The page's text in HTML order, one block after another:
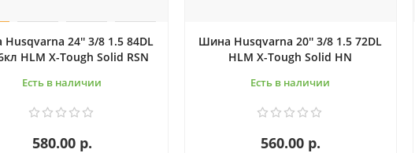
24'' 3/8 1.5 84DL
HLM X-Tough Solid RSN
Есть в наличии
580.00 р.
Шина Husqvarna 20'' 3/8 1.5 72DL
HLM X-Tough Solid HN
Есть в наличии
560.00 р.